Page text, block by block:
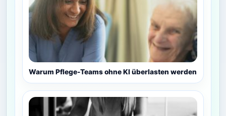
Warum Pflege-Teams ohne KI überlasten werden